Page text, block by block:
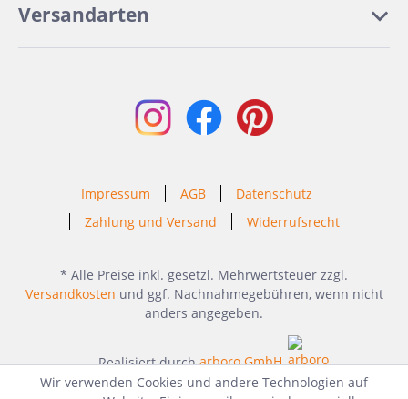
Versandarten
Impressum AGB
Datenschutz
Zahlung und Versand
Widerrufsrecht
* Alle Preise inkl. gesetzl. Mehrwertsteuer zzgl.
Versandkosten und ggf. Nachnahmegebühren, wenn nicht
anders angegeben.
Realisiert durcharboro GmbH
Wir verwenden Cookies und andere Technologien auf